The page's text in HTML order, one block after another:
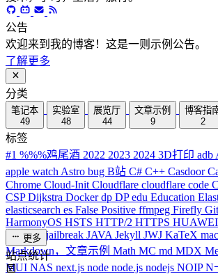
公告
欢迎来到我的博客！这是一则示例公告。
了解更多
分类
笔记本
49
实验室
48
展览厅
44
文章示例
9
博客指
2
标签
#1 %%%鸡尾酒 2022 2023 2024 3D打印 adb
apple watch Astro bug B站 C# C++ Casdoor
Chrome Cloud-Init Cloudflare cloudflare code
CSPDijkstra Dockerdp DPedu Education
elasticsearch es False Positive ffmpeg Firefly
HarmonyOS HSTS HTTP/2 HTTPS HUAWEI
iPhoneJ jailbreak JAVA Jekyll JWJ KaTeX
Markdown，文章示例 Math MC md MDX
MUI NAS next.js node node.js nodejs NOIPN
更多
站点统计